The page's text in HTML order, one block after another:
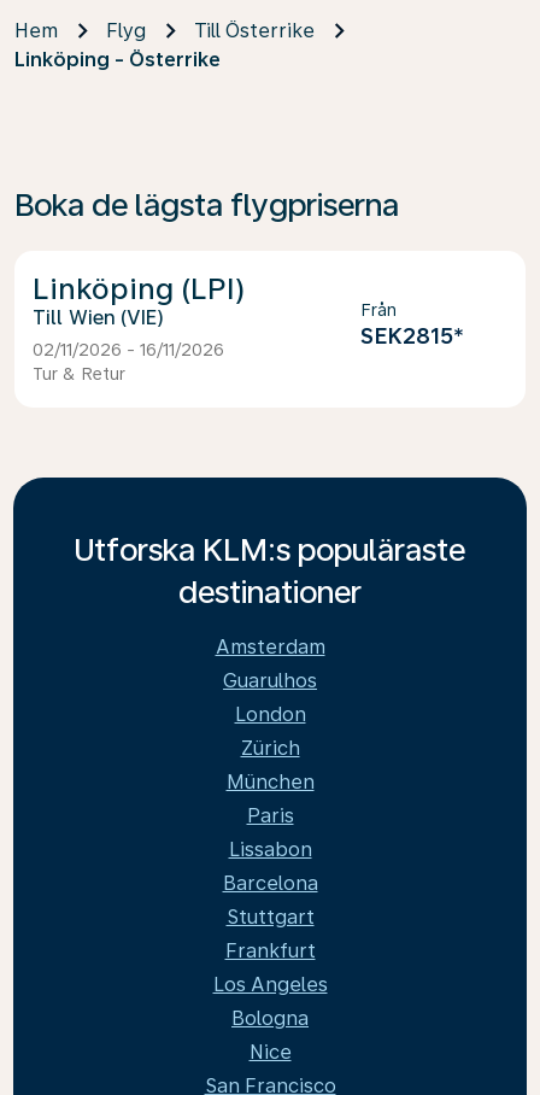
Hem Flyg
Till Österrike
Linköping - Österrike
Boka de lägsta flygpriserna
Linköping (LPI)
Wien (VIE)
02/11/2026 - 16/11/2026
Tur & Retur
Från
SEK2815*
Utforska KLM:s populäraste
destinationer
Amsterdam
Guarulhos
London
Zürich
München
Paris
Lissabon
Barcelona
Stuttgart
Frankfurt
Los Angeles
Bologna
Nice
San Francisco